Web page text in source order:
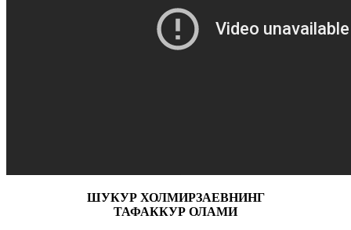
ШУКУР ХОЛМИРЗАЕВНИНГ
ТАФАККУР ОЛАМИ